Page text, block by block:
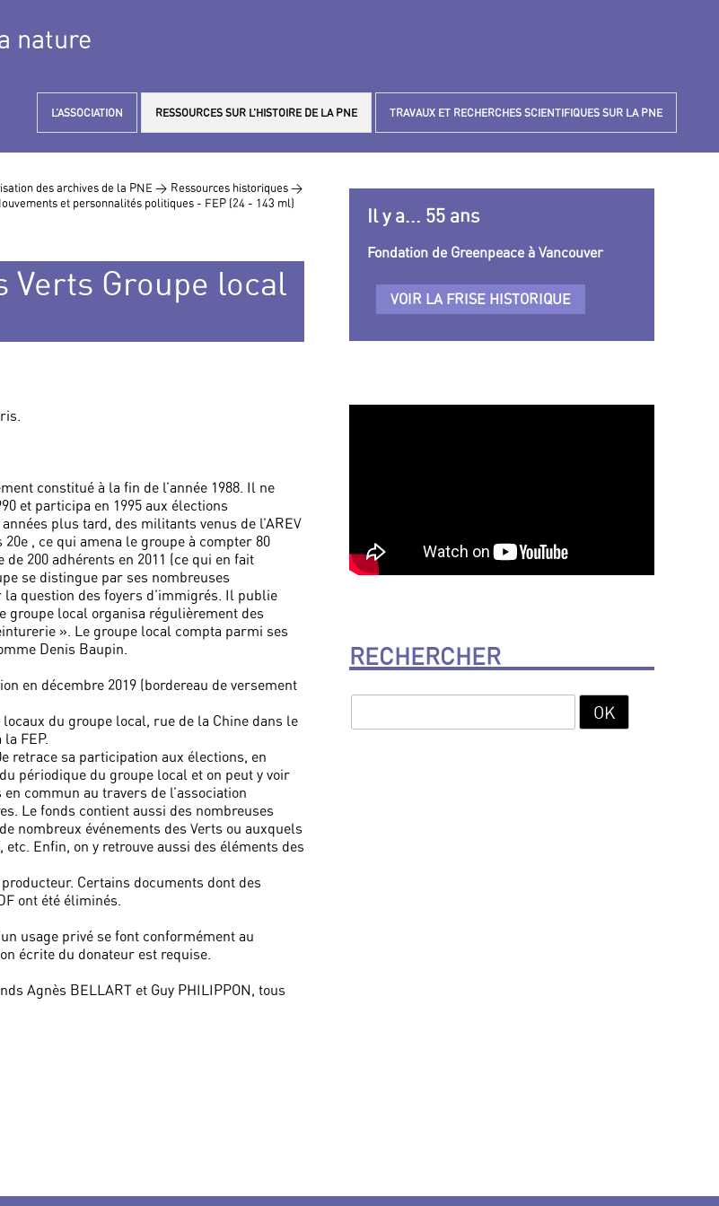
nature
L’ASSOCIATION RESSOURCES SUR L’HISTOIRE DE LA PNE TRAVAUX ET RECHERCHES SCIENTIFIQUES SUR LA PNE
des archives de la PNE > Ressources historiques >
et personnalités politiques - FEP (24 - 143 ml)
Verts Groupe local
constitué à la fin de l’année 1988. Il ne
et participa en 1995 aux élections
plus tard, des militants venus de l’AREV
, ce qui amena le groupe à compter 80
200 adhérents en 2011 (ce qui en fait
se distingue par ses nombreuses
question des foyers d’immigrés. Il publie
groupe local organisa régulièrement des
». Le groupe local compta parmi ses
Denis Baupin.
en décembre 2019 (bordereau de versement
du groupe local, rue de la Chine dans le
FEP.
retrace sa participation aux élections, en
périodique du groupe local et on peut y voir
commun au travers de l’association
Le fonds contient aussi des nombreuses
nombreux événements des Verts ou auxquels
Enfin, on y retrouve aussi des éléments des
Certains documents dont des
ont été éliminés.
usage privé se font conformément au
écrite du donateur est requise.
Agnès BELLART et Guy PHILIPPON, tous
Il y a... 55 ans
Fondation de Greenpeace à Vancouver
VOIR LA FRISE HISTORIQUE
RECHERCHER